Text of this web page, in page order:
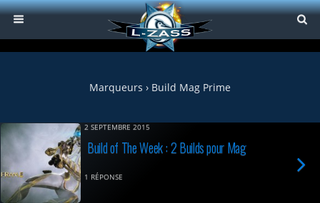
Marqueurs › Build Mag Prime
2 SEPTEMBRE 2015
Build of The Week : 2 Builds pour Mag
1 RÉPONSE